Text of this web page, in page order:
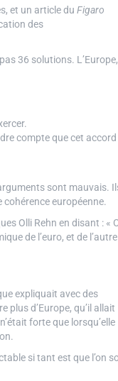
et un article du Figaro
des
36 solutions. L’Europe,
compte que cet accord
sont mauvais.
européenne.
Olli Rehn en disant : «
de l’euro, et de l’autre
expliquait avec des
plus d’Europe, qu’il allait
forte que lorsqu’elle
si tant est que l’on